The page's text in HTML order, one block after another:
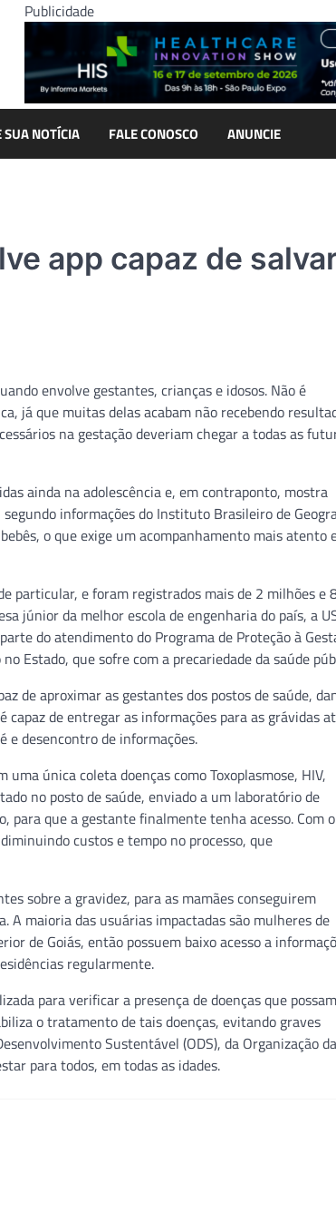
Publicidade
SUA NOTÍCIA FALE CONOSCO ANUNCIE
app capaz de
envolve gestantes, crianças e idosos. Não é
já que muitas delas acabam não recebendo
na gestação deveriam chegar a todas as
ainda na adolescência e, em contraponto, mostra
informações do Instituto Brasileiro de
o que exige um acompanhamento mais atento
particular, e foram registrados mais de 2 milhões e
júnior da melhor escola de engenharia do país, a
do atendimento do Programa de Proteção à
Estado, que sofre com a precariedade da saúde
de aproximar as gestantes dos postos de saúde,
de entregar as informações para as grávidas
e desencontro de informações.
única coleta doenças como Toxoplasmose, HIV,
no posto de saúde, enviado a um laboratório de
para que a gestante finalmente tenha acesso. Com o
custos e tempo no processo, que
sobre a gravidez, para as mamães conseguirem
A maioria das usuárias impactadas são mulheres de
de Goiás, então possuem baixo acesso a
regularmente.
para verificar a presença de doenças que
o tratamento de tais doenças, evitando graves
Sustentável (ODS), da Organização
para todos, em todas as idades.